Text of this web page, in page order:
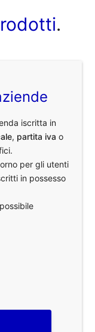
.
iscritta in
, partita iva o
per gli utenti
in possesso